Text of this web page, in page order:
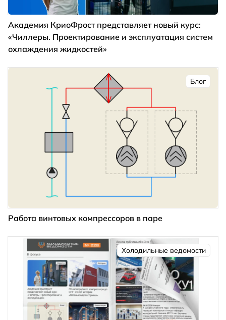
Академия КриоФрост представляет новый курс:
«Чиллеры. Проектирование и эксплуатация систем
охлаждения жидкостей»
Блог
Работа винтовых компрессоров в паре
Холодильные ведомости